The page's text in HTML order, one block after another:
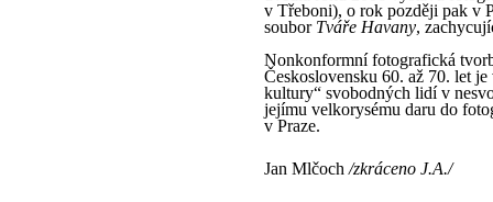
v Třeboni), o rok později pak v
soubor Tváře Havany,
Nonkonformní fotografická
Československu 60. až 70. let
kultury“ svobodných lidí v
jejímu velkorysému daru do
v Praze.
Jan Mlčoch /zkráceno J.A./